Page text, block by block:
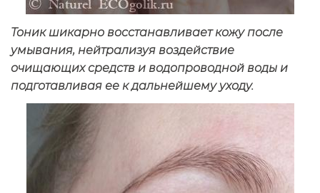
Тоник шикарно восстанавливает кожу после
умывания, нейтрализуя воздействие
очищающих средств и водопроводной воды и
подготавливая ее к дальнейшему уходу.